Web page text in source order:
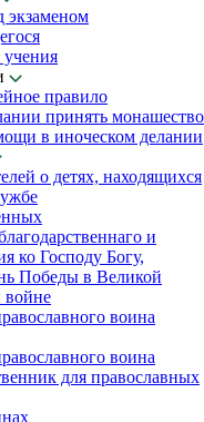
экзаменом
правило
принять монашество
в иноческом делании
о детях, находящихся
и
ко Господу Богу,
Победы в Великой
войне
воина
воина
для православных